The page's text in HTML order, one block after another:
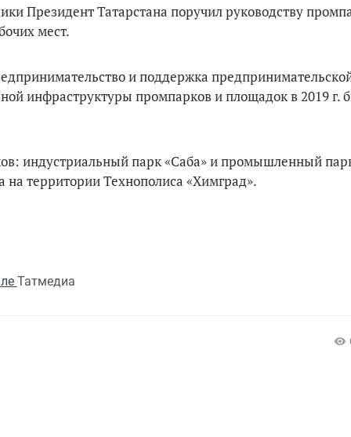
Президент Татарстана поручил руководству
мест.
и поддержка
инфраструктуры промпарков и площадок в 2019 г.
индустриальный парк «Саба» и промышленный
на территории Технополиса «Химград».
Татмедиа